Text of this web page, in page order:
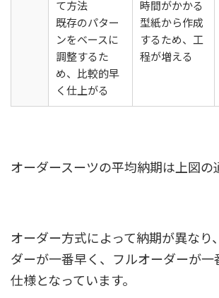
て方法
既存のパター
ンをベースに
調整するた
め、比較的早
く仕上がる
時間がかかる
型紙から作成
するため、工
程が増える
オーダースーツの平均納期は上図の
オーダー方式によって納期が異なり
ダーが一番早く、フルオーダーが一
仕様となっています。